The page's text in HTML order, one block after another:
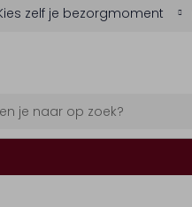
zelf je bezorgmoment